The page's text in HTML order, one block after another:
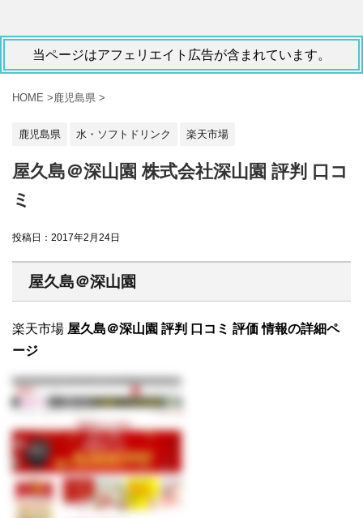
当ページはアフェリエイト広告が含まれています。
HOME > 鹿児島県 >
鹿児島県 水・ソフトドリンク 楽天市場
屋久島＠深山園 株式会社深山園 評判 口コ
ミ
投稿日： 2017年2月24日
屋久島＠深山園
楽天市場 屋久島＠深山園 評判 口コミ 評価 情報の詳細ペ
ージ